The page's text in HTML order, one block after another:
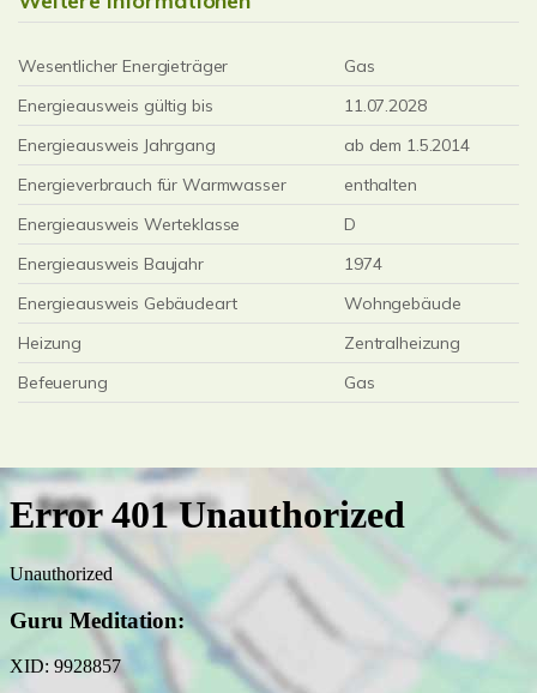
Wesentlicher Energieträger
Gas
Energieausweis gültig bis
11.07.2028
Energieausweis Jahrgang
ab dem 1.5.2014
Energieverbrauch für Warmwasser
enthalten
Energieausweis Werteklasse
D
Energieausweis Baujahr
1974
Energieausweis Gebäudeart
Wohngebäude
Heizung
Zentralheizung
Befeuerung
Gas